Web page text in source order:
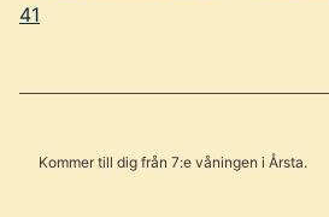
41
Kommer till dig från 7:e våningen i Årsta.